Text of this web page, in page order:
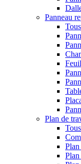
Panneau
Plan de